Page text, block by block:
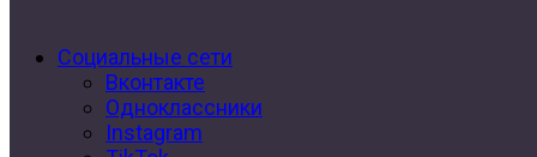
Социальные сети
Вконтакте
Одноклассники
Instagram